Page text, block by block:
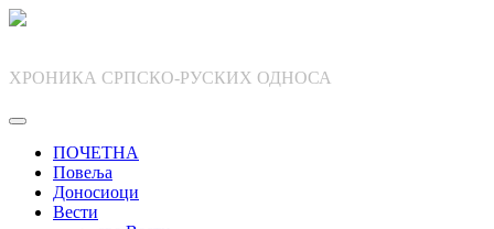
Skip
ХРОНИКА СРПСКО-РУСКИХ ОДНОСА
ПОЧЕТНА
Повеља
Доносиоци
Вести